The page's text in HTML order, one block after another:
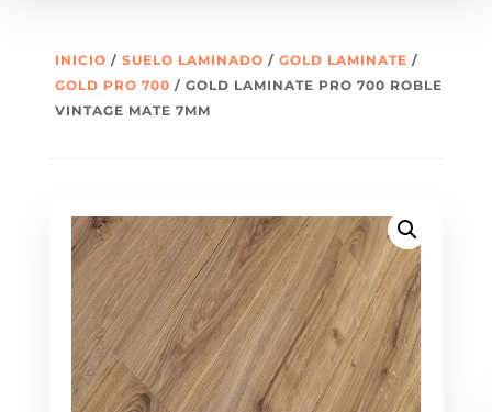
INICIO / SUELO LAMINADO / GOLD LAMINATE /
GOLD PRO 700 / GOLD LAMINATE PRO 700 ROBLE
VINTAGE MATE 7MM